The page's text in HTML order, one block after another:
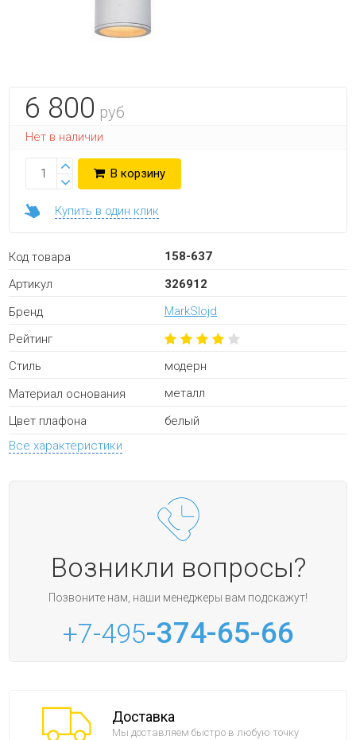
6 800 руб
Нет в наличии
В корзину
Купить в один клик
Код товара
158-637
Артикул
326912
Бренд
MarkSlojd
Рейтинг
Стиль
модерн
Материал основания
металл
Цвет плафона
белый
Все характеристики
Возникли вопросы?
Позвоните нам, наши менеджеры вам подскажут!
+7-495-374-65-66
Доставка
Мы доставляем быстро в любую точку